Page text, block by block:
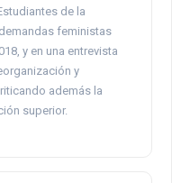
de la
feministas
y en una entrevista
y
además la
superior.